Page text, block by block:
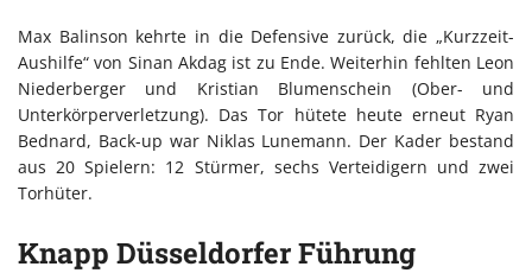
Max Balinson kehrte in die Defensive zurück, die „Kurzzeit-
Aushilfe“ von Sinan Akdag ist zu Ende. Weiterhin fehlten Leon
Niederberger und Kristian Blumenschein (Ober- und
Unterkörperverletzung). Das Tor hütete heute erneut Ryan
Bednard, Back-up war Niklas Lunemann. Der Kader bestand
aus 20 Spielern: 12 Stürmer, sechs Verteidigern und zwei
Torhüter.
Knapp Düsseldorfer Führung